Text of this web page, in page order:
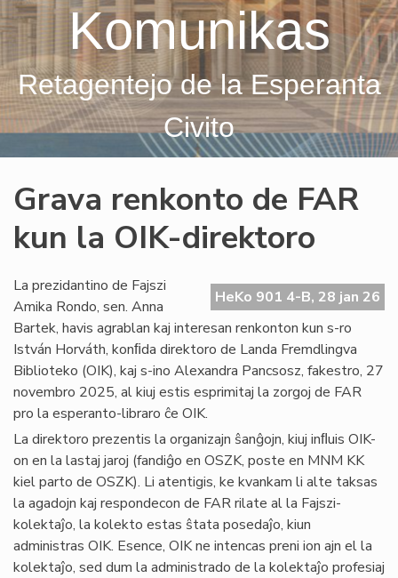
Komunikas
Retagentejo de la Esperanta
Civito
Grava renkonto de FAR
kun la OIK-direktoro
HeKo 901 4-B, 28 jan 26
La prezidantino de Fajszi
Amika Rondo, sen. Anna
Bartek, havis agrablan kaj interesan renkonton kun s-ro
István Horváth, konﬁda direktoro de Landa Fremdlingva
Biblioteko (OIK), kaj s-ino Alexandra Pancsosz, fakestro, 27
novembro 2025, al kiuj estis esprimitaj la zorgoj de FAR
pro la esperanto-libraro ĉe OIK.
La direktoro prezentis la organizajn ŝanĝojn, kiuj inﬂuis OIK-
on en la lastaj jaroj (fandiĝo en OSZK, poste en MNM KK
kiel parto de OSZK). Li atentigis, ke kvankam li alte taksas
la agadojn kaj respondecon de FAR rilate al la Fajszi-
kolektaĵo, la kolekto estas ŝtata posedaĵo, kiun
administras OIK. Esence, OIK ne intencas preni ion ajn el la
kolektaĵo, sed dum la administrado de la kolektaĵo profesiaj